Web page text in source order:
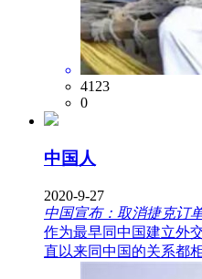
4123
0
中国人
2020-9-27
中国宣布：取消捷克订
作为最早同中国建立外
直以来同中国的关系都